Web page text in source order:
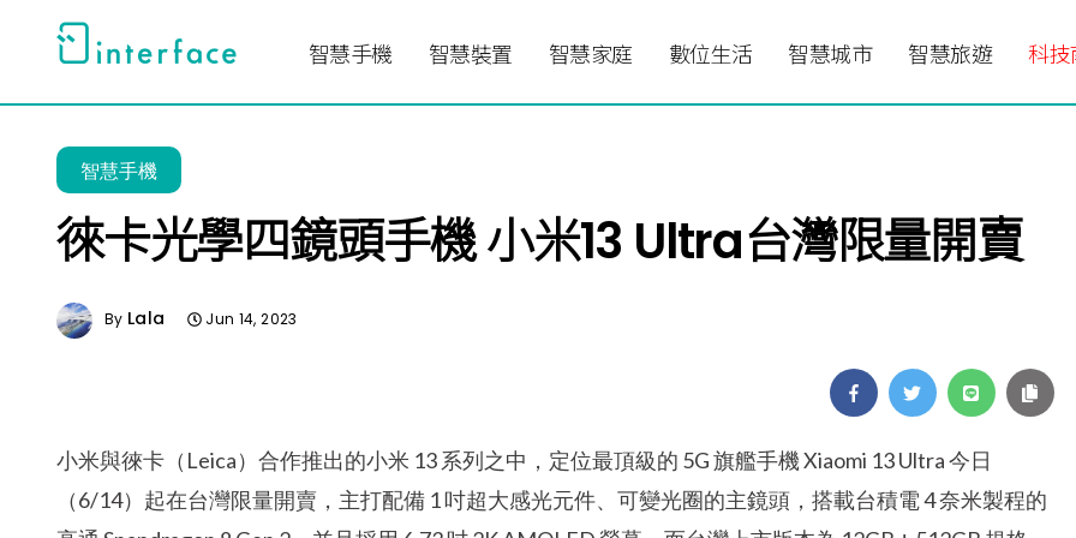
要
智慧手機 智慧裝置 智慧家庭 數位生活 智慧城市 智慧旅遊 科技
智慧手機
徠卡光學四鏡頭手機 小米13 Ultra台灣限量開賣
By Lala Jun 14, 2023
小米與徠卡（Leica）合作推出的小米 13 系列之中，定位最頂級的 5G 旗艦手機 Xiaomi 13 Ultra 今日
（6/14）起在台灣限量開賣，主打配備 1 吋超大感光元件、可變光圈的主鏡頭，搭載台積電 4 奈米製程的